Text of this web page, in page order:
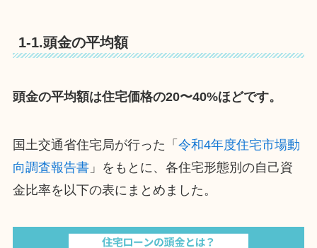
1-1.頭金の平均額
頭金の平均額は住宅価格の20〜40%ほどです。
国土交通省住宅局が行った「 令和4年度住宅市場動
向調査報告書」をもとに、各住宅形態別の自己資
金比率を以下の表にまとめました。